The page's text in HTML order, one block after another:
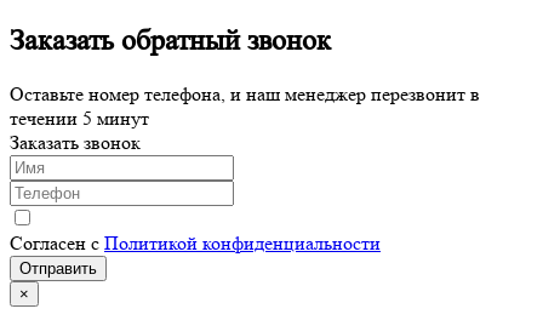
Заказать обратный звонок
Оставьте номер телефона, и наш менеджер перезвонит в
течении 5 минут
Заказать звонок
Согласен с Политикой конфиденциальности
×